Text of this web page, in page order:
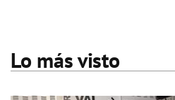
Lo más visto